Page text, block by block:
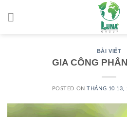
BÀI VIẾT
GIA CÔNG
POSTED ONTHÁNG 10 13,